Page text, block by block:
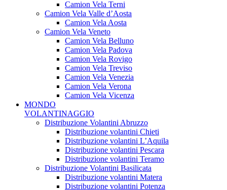
Camion Vela Terni
Camion Vela Valle d’Aosta
Camion Vela Aosta
Camion Vela Veneto
Camion Vela Belluno
Camion Vela Padova
Camion Vela Rovigo
Camion Vela Treviso
Camion Vela Venezia
Camion Vela Verona
Camion Vela Vicenza
MONDO
VOLANTINAGGIO
Distribuzione Volantini Abruzzo
Distribuzione volantini Chieti
Distribuzione volantini L’Aquila
Distribuzione volantini Pescara
Distribuzione volantini Teramo
Distribuzione Volantini Basilicata
Distribuzione volantini Matera
Distribuzione volantini Potenza